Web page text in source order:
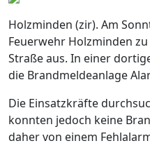
Holzminden (zir). Am
Feuerwehr Holzminden
Straße aus. In einer
die Brandmeldeanlage
Die Einsatzkräfte
konnten jedoch keine
daher von einem